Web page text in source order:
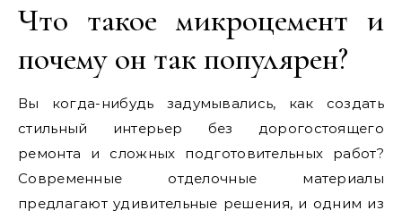
Что такое микроцемент и
почему он так популярен?
Вы когда-нибудь задумывались, как создать
стильный интерьер без дорогостоящего
ремонта и сложных подготовительных работ?
Современные отделочные материалы
предлагают удивительные решения, и одним из